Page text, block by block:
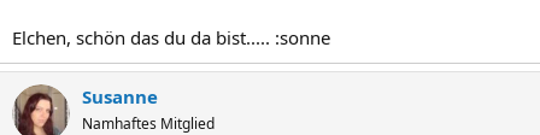
Elchen, schön das du da bist..... :sonne
Susanne
Namhaftes Mitglied